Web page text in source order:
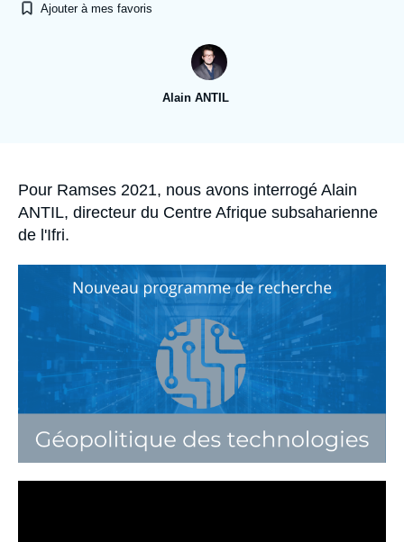
Nous soutenir
À propos de l'Ifri
Proche-Orient
Ajouter à mes favoris
Alain ANTIL
Accroche
Pour Ramses 2021, nous avons interrogé Alain
ANTIL, directeur du Centre Afrique subsaharienne
de l'Ifri.
Image
principale
médiatique